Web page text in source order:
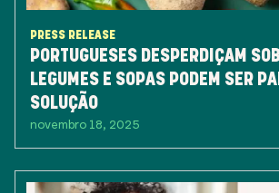
PRESS RELEASE
PORTUGUESES DESPERDIÇAM
LEGUMES E SOPAS PODEM SER
SOLUÇÃO
novembro 18, 2025